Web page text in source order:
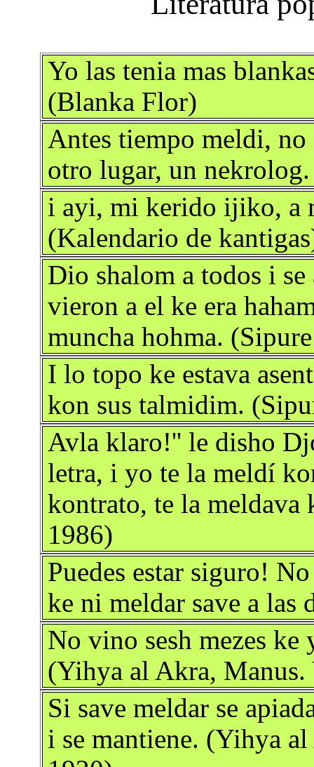
Yo las tenia mas
(Blanka Flor)
Antes tiempo meldi, no
otro lugar, un
i ayi, mi kerido ijiko, a
(Kalendario de
Dio shalom a todos i
vieron a el ke era
muncha hohma.
I lo topo ke estava
kon sus talmidim.
Avla klaro!'' le disho
letra, i yo te la meldí
kontrato, te la
1986)
Puedes estar siguro!
ke ni meldar save a las
No vino sesh mezes ke
(Yihya al Akra, Manus.
Si save meldar se
i se mantiene. (Yihya